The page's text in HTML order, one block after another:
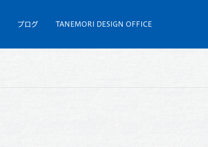
ブログ TANEMORI DESIGN OFFICE